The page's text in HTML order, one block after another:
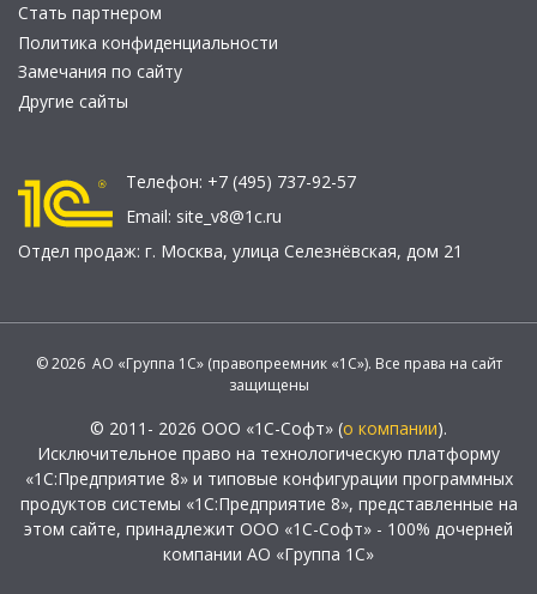
Стать партнером
Политика конфиденциальности
Замечания по сайту
Другие сайты
Телефон: +7 (495) 737-92-57
Email: site_v8@1c.ru
Отдел продаж: г. Москва, улица Селезнёвская, дом 21
© 2026 АО «Группа 1С» (правопреемник «1С»). Все права на сайт
защищены
© 2011- 2026 ООО «1С-Софт» (о компании).
Исключительное право на технологическую платформу
«1С:Предприятие 8» и типовые конфигурации программных
продуктов системы «1С:Предприятие 8», представленные на
этом сайте, принадлежит ООО «1С-Софт» - 100% дочерней
компании АО «Группа 1С»